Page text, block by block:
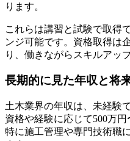
ります。
これらは講習と試験で取得
ンジ可能です。資格取得は
り、働きながらスキルアッ
長期的に見た年収と将
土木業界の年収は、未経験
資格や経験に応じて500万円
特に施工管理や専門技術職